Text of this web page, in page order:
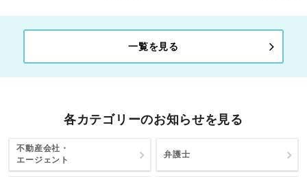
一覧を見る
各カテゴリーのお知らせを見る
不動産会社・
エージェント
弁護士